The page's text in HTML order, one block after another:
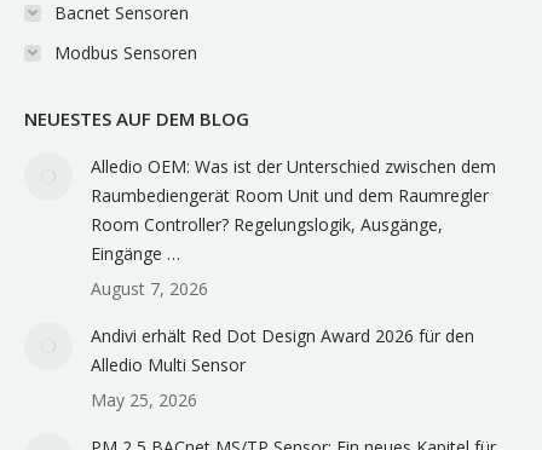
Bacnet Sensoren
Modbus Sensoren
NEUESTES AUF DEM BLOG
Alledio OEM: Was ist der Unterschied zwischen dem
Raumbediengerät Room Unit und dem Raumregler
Room Controller? Regelungslogik, Ausgänge,
Eingänge …
August 7, 2026
Andivi erhält Red Dot Design Award 2026 für den
Alledio Multi Sensor
May 25, 2026